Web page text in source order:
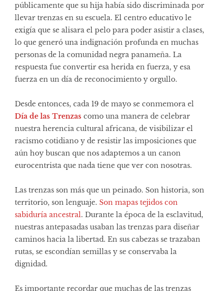
públicamente que su hija había sido discriminada por
llevar trenzas en su escuela. El centro educativo le
exigía que se alisara el pelo para poder asistir a clases,
lo que generó una indignación profunda en muchas
personas de la comunidad negra panameña. La
respuesta fue convertir esa herida en fuerza, y esa
fuerza en un día de reconocimiento y orgullo.
Desde entonces, cada 19 de mayo se conmemora el
Día de las Trenzas como una manera de celebrar
nuestra herencia cultural africana, de visibilizar el
racismo cotidiano y de resistir las imposiciones que
aún hoy buscan que nos adaptemos a un canon
eurocentrista que nada tiene que ver con nosotras.
Las trenzas son más que un peinado. Son historia, son
territorio, son lenguaje. Son mapas tejidos con
sabiduría ancestral . Durante la época de la esclavitud,
nuestras antepasadas usaban las trenzas para diseñar
caminos hacia la libertad. En sus cabezas se trazaban
rutas, se escondían semillas y se conservaba la
dignidad.
Es importante recordar que muchas de las trenzas